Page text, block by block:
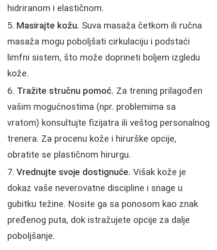
hidriranom i elastičnom.
Masirajte kožu. Suva masaža četkom ili ručna
masaža mogu poboljšati cirkulaciju i podstaći
limfni sistem, što može doprineti boljem izgledu
kože.
Tražite stručnu pomoć. Za trening prilagođen
vašim mogućnostima (npr. problemima sa
vratom) konsultujte fizijatra ili veštog personalnog
trenera. Za procenu kože i hirurške opcije,
obratite se plastičnom hirurgu.
Vrednujte svoje dostignuće. Višak kože je
dokaz vaše neverovatne discipline i snage u
gubitku težine. Nosite ga sa ponosom kao znak
pređenog puta, dok istražujete opcije za dalje
poboljšanje.